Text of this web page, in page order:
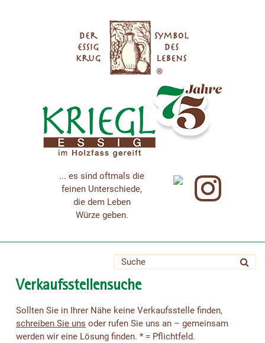
... es sind oftmals die
feinen Unterschiede,
die dem Leben
Würze geben.
Verkaufsstellensuche
Sollten Sie in Ihrer Nähe keine Verkaufsstelle finden,
schreiben Sie uns oder rufen Sie uns an – gemeinsam
werden wir eine Lösung finden. * = Pflichtfeld.